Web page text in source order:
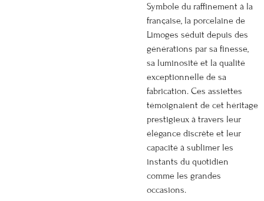
Symbole du raffinement à la
française, la porcelaine de
Limoges séduit depuis des
générations par sa finesse,
sa luminosité et la qualité
exceptionnelle de sa
fabrication. Ces assiettes
témoignaient de cet héritage
prestigieux à travers leur
élégance discrète et leur
capacité à sublimer les
instants du quotidien
comme les grandes
occasions.